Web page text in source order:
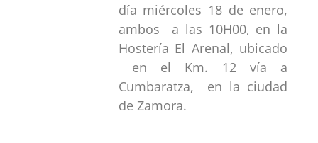
día miércoles 18 de enero,
ambos a las 10H00, en la
Hostería El Arenal, ubicado
en el Km. 12 vía a
Cumbaratza, en la ciudad
de Zamora.